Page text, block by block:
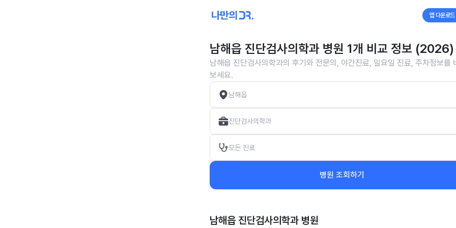
앱 다운로드
남해읍 진단검사의학과 병원 1개 비교 정보 (2026)
남해읍 진단검사의학과의 후기와 전문의, 야간진료, 일요일 진료, 주차정보를
보세요.
남해읍
진단검사의학과
모든 진료
병원 조회하기
남해읍 진단검사의학과 병원